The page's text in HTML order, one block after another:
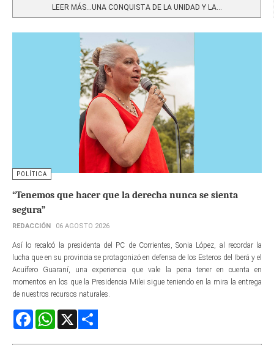
LEER MÁS…UNA CONQUISTA DE LA UNIDAD Y LA...
POLÍTICA
“Tenemos que hacer que la derecha nunca se sienta
segura”
REDACCIÓN 06 AGOSTO 2026
Así lo recalcó la presidenta del PC de Corrientes, Sonia López, al recordar la
lucha que en su provincia se protagonizó en defensa de los Esteros del Iberá y el
Acuífero Guaraní, una experiencia que vale la pena tener en cuenta en
momentos en los que la Presidencia Milei sigue teniendo en la mira la entrega
de nuestros recursos naturales.
FacebookWhatsApp